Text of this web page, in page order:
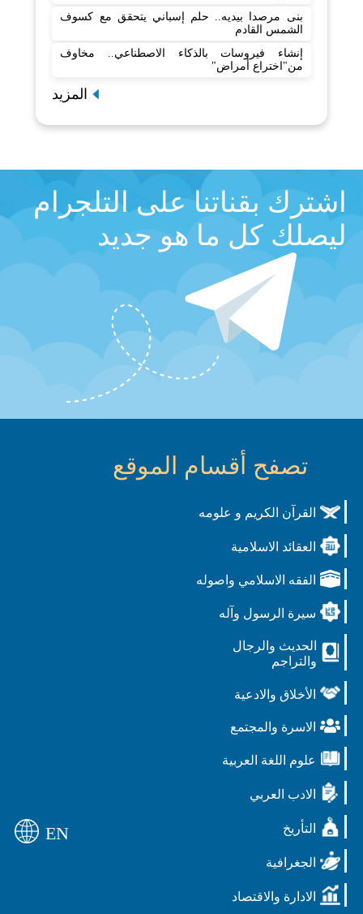
بنى مرصدا بيديه.. حلم إسباني يتحقق مع كسوف
الشمس القادم
إنشاء فيروسات بالذكاء الاصطناعي.. مخاوف
من"اختراع أمراض"
المزيد
اشترك بقناتنا على التلجرام
ليصلك كل ما هو جديد
تصفح أقسام الموقع
القرآن الكريم و علومه
العقائد الاسلامية
الفقه الاسلامي واصوله
سيرة الرسول وآله
الحديث والرجال
والتراجم
الأخلاق والادعية
الاسرة والمجتمع
علوم اللغة العربية
الادب العربي
التأريخ
الجغرافية
الادارة والاقتصاد
EN